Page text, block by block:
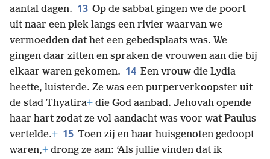
aantal dagen. 13 Op de sabbat gingen we de poort
uit naar een plek langs een rivier waarvan we
vermoedden dat het een gebedsplaats was. We
gingen daar zitten en spraken de vrouwen aan die bij
elkaar waren gekomen. 14 Een vrouw die Lydia
heette, luisterde. Ze was een purperverkoopster uit
de stad Thyati̱ra+ die God aanbad. Jehovah opende
haar hart zodat ze vol aandacht was voor wat Paulus
vertelde.+ 15 Toen zij en haar huisgenoten gedoopt
waren,+ drong ze aan: ‘Als jullie vinden dat ik